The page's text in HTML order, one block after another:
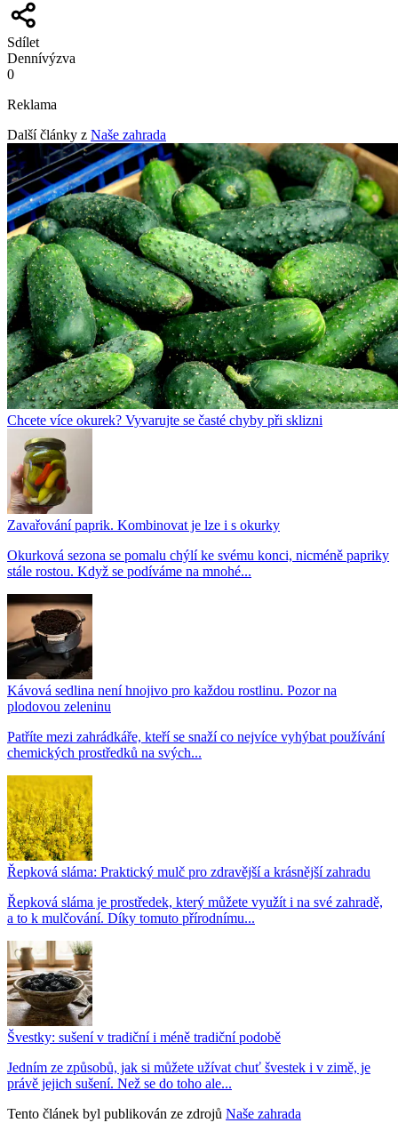
Sdílet
Dennívýzva
0
Reklama
Další články z Naše zahrada
Chcete více okurek? Vyvarujte se časté chyby při sklizni
Zavařování paprik. Kombinovat je lze i s okurky
Okurková sezona se pomalu chýlí ke svému konci, nicméně papriky
stále rostou. Když se podíváme na mnohé...
Kávová sedlina není hnojivo pro každou rostlinu. Pozor na
plodovou zeleninu
Patříte mezi zahrádkáře, kteří se snaží co nejvíce vyhýbat používání
chemických prostředků na svých...
Řepková sláma: Praktický mulč pro zdravější a krásnější zahradu
Řepková sláma je prostředek, který můžete využít i na své zahradě,
a to k mulčování. Díky tomuto přírodnímu...
Švestky: sušení v tradiční i méně tradiční podobě
Jedním ze způsobů, jak si můžete užívat chuť švestek i v zimě, je
právě jejich sušení. Než se do toho ale...
Tento článek byl publikován ze zdrojů Naše zahrada